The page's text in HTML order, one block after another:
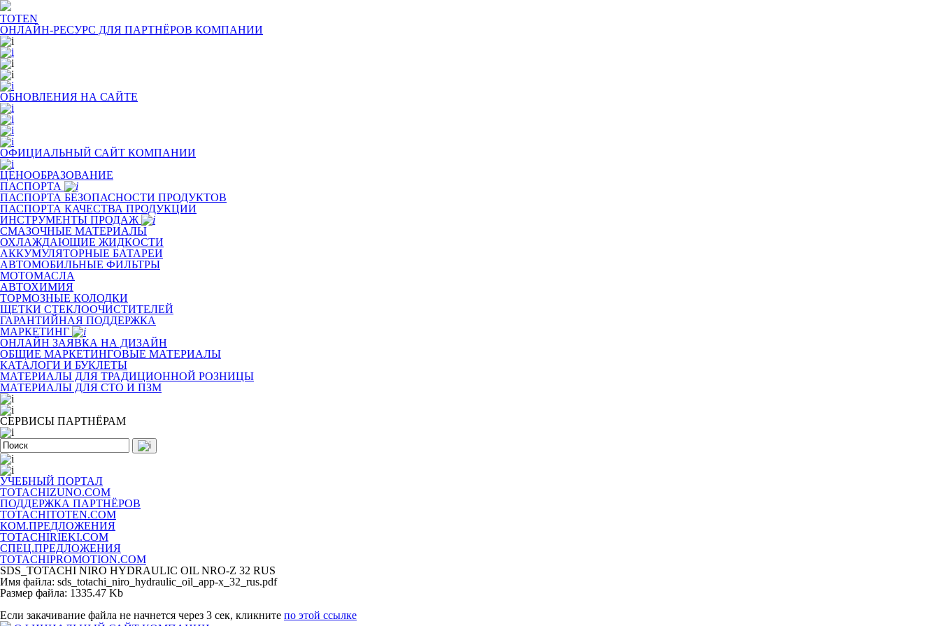
TOTEN
ОНЛАЙН-РЕСУРС ДЛЯ ПАРТНЁРОВ КОМПАНИИ
ОБНОВЛЕНИЯ НА САЙТЕ
ОФИЦИАЛЬНЫЙ САЙТ КОМПАНИИ
ЦЕНООБРАЗОВАНИЕ
ПАСПОРТА
ПАСПОРТА БЕЗОПАСНОСТИ ПРОДУКТОВ
ПАСПОРТА КАЧЕСТВА ПРОДУКЦИИ
ИНСТРУМЕНТЫ ПРОДАЖ
СМАЗОЧНЫЕ МАТЕРИАЛЫ
ОХЛАЖДАЮЩИЕ ЖИДКОСТИ
АККУМУЛЯТОРНЫЕ БАТАРЕИ
АВТОМОБИЛЬНЫЕ ФИЛЬТРЫ
МОТОМАСЛА
АВТОХИМИЯ
ТОРМОЗНЫЕ КОЛОДКИ
ЩЕТКИ СТЕКЛООЧИСТИТЕЛЕЙ
ГАРАНТИЙНАЯ ПОДДЕРЖКА
МАРКЕТИНГ
ОНЛАЙН ЗАЯВКА НА ДИЗАЙН
ОБЩИЕ МАРКЕТИНГОВЫЕ МАТЕРИАЛЫ
КАТАЛОГИ И БУКЛЕТЫ
МАТЕРИАЛЫ ДЛЯ ТРАДИЦИОННОЙ РОЗНИЦЫ
МАТЕРИАЛЫ ДЛЯ СТО И ПЗМ
СЕРВИСЫ ПАРТНЁРАМ
УЧЕБНЫЙ ПОРТАЛ
TOTACHIZUNO.COM
ПОДДЕРЖКА ПАРТНЁРОВ
TOTACHITOTEN.COM
КОМ.ПРЕДЛОЖЕНИЯ
TOTACHIRIEKI.COM
СПЕЦ.ПРЕДЛОЖЕНИЯ
TOTACHIPROMOTION.COM
SDS_TOTACHI NIRO HYDRAULIC OIL NRO-Z 32 RUS
Имя файла: sds_totachi_niro_hydraulic_oil_app-x_32_rus.pdf
Размер файла: 1335.47 Kb
Если закачивание файла не начнется через 3 сек, кликните по этой ссылке